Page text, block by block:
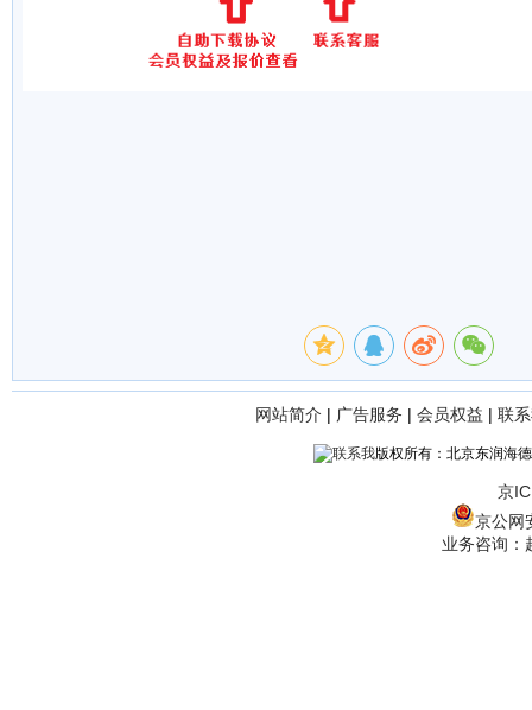
网站简介 | 广告服务 | 会员权益 | 联
版权所有：北京东润海
京
京公网
业务咨询：